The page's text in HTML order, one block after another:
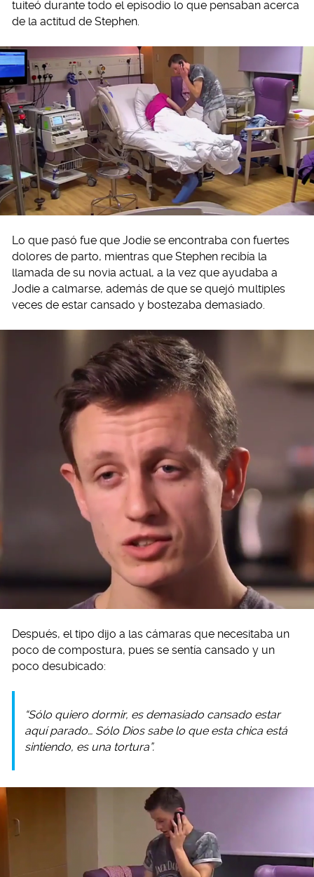
tuiteó durante todo el episodio lo que pensaban acerca
de la actitud de Stephen.
Lo que pasó fue que Jodie se encontraba con fuertes
dolores de parto, mientras que Stephen recibía la
llamada de su novia actual, a la vez que ayudaba a
Jodie a calmarse, además de que se quejó multiples
veces de estar cansado y bostezaba demasiado.
Después, el tipo dijo a las cámaras que necesitaba un
poco de compostura, pues se sentía cansado y un
poco desubicado:
“Sólo quiero dormir, es demasiado cansado estar
aquí parado… Sólo Dios sabe lo que esta chica está
sintiendo, es una tortura”.